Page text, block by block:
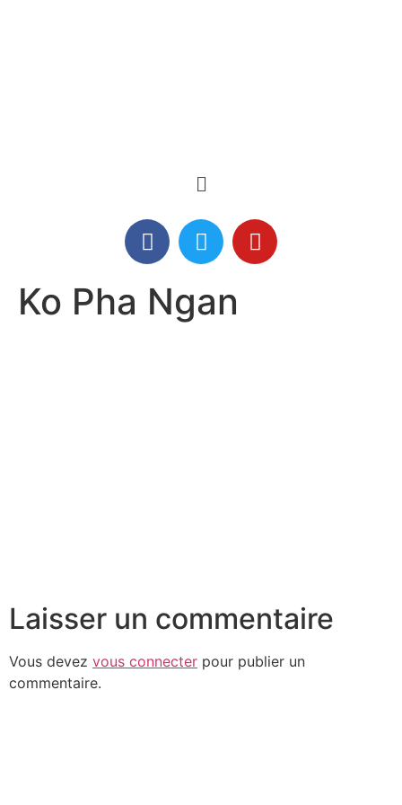
Ko Pha Ngan
Laisser un commentaire
Vous devez vous connecter pour publier un
commentaire.